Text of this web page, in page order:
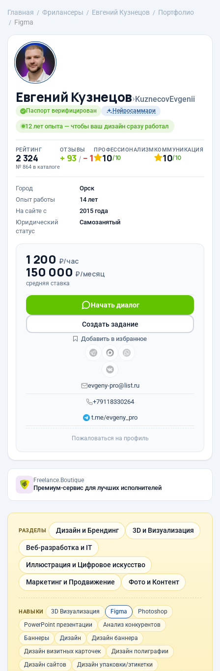
Главная Фрилансеры Евгений Кузнецов
Портфолио
Figma
Евгений Кузнецов›KuznecovEvgenii
Паспорт верифицирован Нейросаммари
12 лет опыта — чтобы ваш дизайн сразу работал
РЕЙТИНГ
2 324
№ 864 в каталоге
ОТЗЫВЫ
93 / 1
ПРОФЕССИОНАЛИЗМ
10/10
КОММУНИКАЦИЯ
10/10
Город
Орск
Опыт работы
14 лет
На сайте с
2015 года
Юридический
статус
Самозанятый
1 200 ₽/час
150 000 ₽/месяц
средняя ставка
+79118330264
Начать диалог
evgeny-pro@list.ru
t.me/evgeny_pro
Создать задание
Добавить в избранное
Пожаловаться на профиль
Freelance.Boutique
Премиум-сервис для лучших исполнителей
РАЗДЕЛЫ Дизайн и Брендинг 3D и Визуализация
Веб-разработка и IT
Иллюстрация и Цифровое искусство
Маркетинг и Продвижение Фото и Контент
НАВЫКИ 3D Визуализация Figma
Photoshop
PowerPoint презентации
Анализ конкурентов
Баннеры
Дизайн
Дизайн баннера
Дизайн визитных карточек
Дизайн полиграфии
Дизайн сайтов
Дизайн упаковки/этикетки